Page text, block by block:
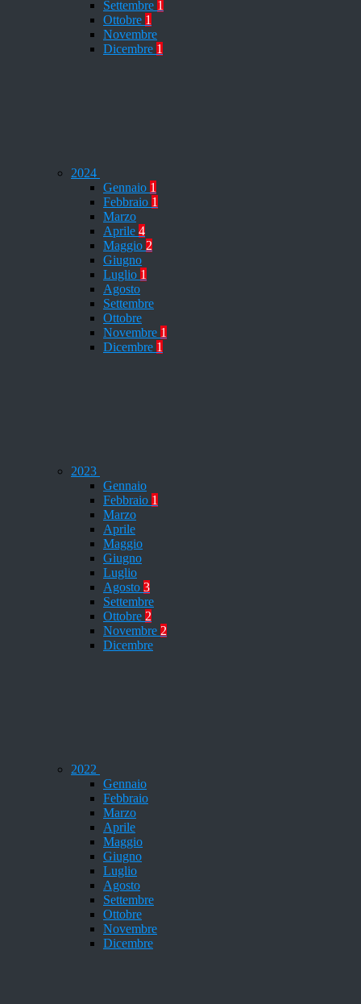
Settembre 1
Ottobre 1
Novembre
Dicembre 1
2024
Gennaio 1
Febbraio 1
Marzo
Aprile 4
Maggio 2
Giugno
Luglio 1
Agosto
Settembre
Ottobre
Novembre 1
Dicembre 1
2023
Gennaio
Febbraio 1
Marzo
Aprile
Maggio
Giugno
Luglio
Agosto 3
Settembre
Ottobre 2
Novembre 2
Dicembre
2022
Gennaio
Febbraio
Marzo
Aprile
Maggio
Giugno
Luglio
Agosto
Settembre
Ottobre
Novembre
Dicembre